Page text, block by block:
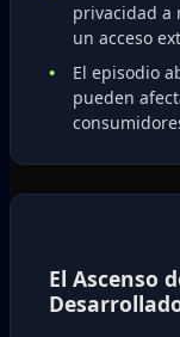
privacidad a
un acceso
El episodio
pueden
El Ascenso